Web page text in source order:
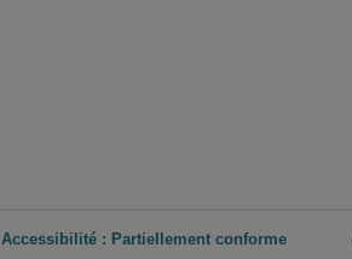
Accessibilité : Partiellement conforme